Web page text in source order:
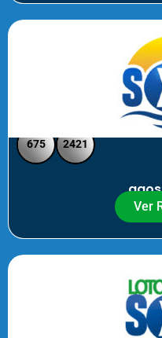
SXM Medio
675 2421
Ver